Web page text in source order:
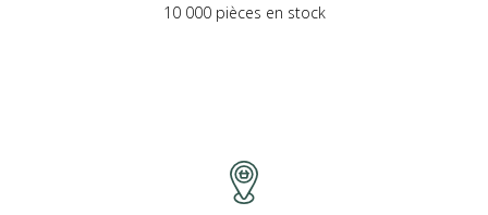
10 000 pièces en stock